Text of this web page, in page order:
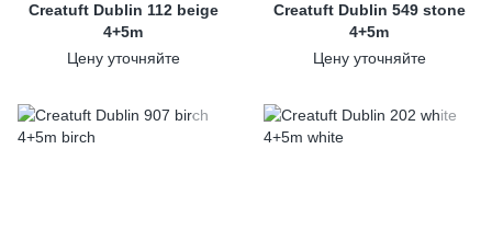
Creatuft Dublin 112 beige
4+5m
Цену уточняйте
Creatuft Dublin 549 stone
4+5m
Цену уточняйте